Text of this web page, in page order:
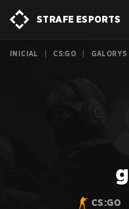
STRAFE ESPORTS
INICIAL CS:GO GALORYS
CS:GO